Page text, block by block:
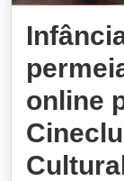
online